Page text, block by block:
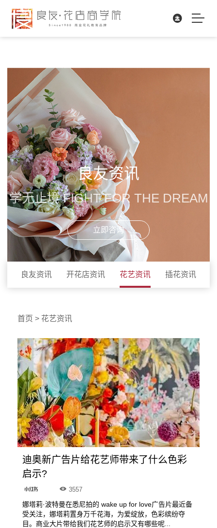
良友资讯
学无止境 FIGHT FOR THE DREAM
立即咨询
良友资讯 开花店资讯 花艺资讯 插花资讯
首页 > 花艺资讯
迪奥新广告片给花艺师带来了什么色彩
启示?
3557
娜塔莉·波特曼在悉尼拍的 wake up for love广告片最近备
受关注，娜塔莉置身万千花海，为爱绽放，色彩缤纷夺
目。商业大片带给我们花艺师的启示又有哪些呢...